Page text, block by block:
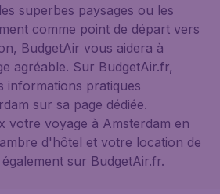
superbes paysages ou les
comme point de départ vers
BudgetAir vous aidera à
agréable. Sur BudgetAir.fr,
informations pratiques
sur sa page dédiée.
votre voyage à Amsterdam en
d'hôtel et votre location de
sur BudgetAir.fr.